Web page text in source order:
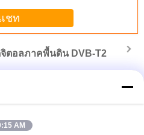
ชท
ตอลภาคพื้นดิน DVB-T2
AM